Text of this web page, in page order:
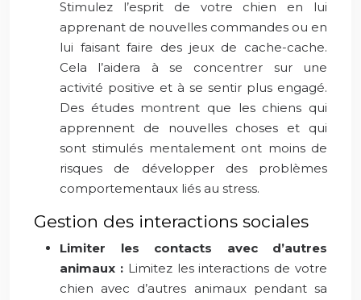
Stimulez l’esprit de votre chien en lui
apprenant de nouvelles commandes ou en
lui faisant faire des jeux de cache-cache.
Cela l’aidera à se concentrer sur une
activité positive et à se sentir plus engagé.
Des études montrent que les chiens qui
apprennent de nouvelles choses et qui
sont stimulés mentalement ont moins de
risques de développer des problèmes
comportementaux liés au stress.
Gestion des interactions sociales
Limiter les contacts avec d’autres
animaux : Limitez les interactions de votre
chien avec d’autres animaux pendant sa